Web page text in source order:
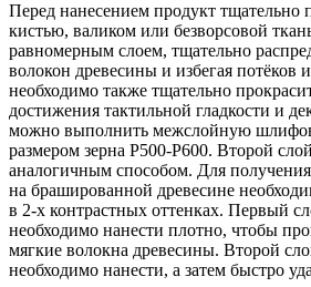
Перед нанесением продукт тщательно
кистью, валиком или безворсовой
равномерным слоем, тщательно
волокон древесины и избегая
необходимо также тщательно
достижения тактильной гладкости и
можно выполнить межслойную
размером зерна P500-P600. Второй
аналогичным способом. Для
на брашированной древесине
в 2-х контрастных оттенках. Первый
необходимо нанести плотно, чтобы
мягкие волокна древесины. Второй
необходимо нанести, а затем быстро